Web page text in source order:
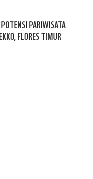
PARIWISATA
FLORES TIMUR